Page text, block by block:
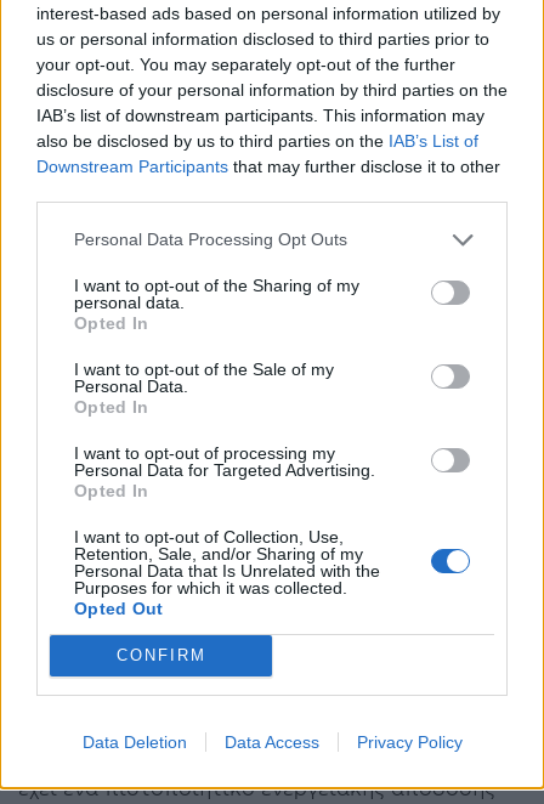
interest-based ads based on personal information utilized by
us or personal information disclosed to third parties prior to
your opt-out. You may separately opt-out of the further
disclosure of your personal information by third parties on the
IAB’s list of downstream participants. This information may
also be disclosed by us to third parties on the IAB’s List of
Downstream Participants that may further disclose it to other
Personal Data Processing Opt Outs
I want to opt-out of the Sharing of my
personal data.
Opted In
I want to opt-out of the Sale of my
Personal Data.
Opted In
I want to opt-out of processing my
Personal Data for Targeted Advertising.
Opted In
I want to opt-out of Collection, Use,
Retention, Sale, and/or Sharing of my
Personal Data that Is Unrelated with the
Purposes for which it was collected.
Opted Out
CONFIRM
Data Deletion Data Access Privacy Policy
που ξέρετε ο οδοφωτισμός μπορεί ναμειώσει
το κόστος κατά 35 ως 50%…», δήλωσε
επιπρόσθετα.
Θα δοθούν κίνητρα;
Ερωτηθείσα αν υπάρχει σχεδιασμός να δώσουν
κίνητρα ώστε όλα αυτά τα μέτρα να γενικευτούν
και στον υπόλοιπο πληθυσμό, η κ. Σδούκου
τώρα αλλά πιστεύω πως αυτή η ενεργειακή κρίση
θέμα της ενέργειας και πιο έξυπνοι
Αναφορικά το πρόγραμμα ενεργειακής
αναβάθμισης «Ηλέκτρα», η κ. Σδούκου σημείωσε:
«Στις αρχές Ιουλίου ανοίγει η πλατφόρμα και
όποιο δημόσιο κτήριο, φορέας έχει ετοιμάσει
τουλάχιστον κάποια βασικά χαρτιά δηλαδή να
έχει ένα πιστοποιητικό ενεργειακής απόδοσης